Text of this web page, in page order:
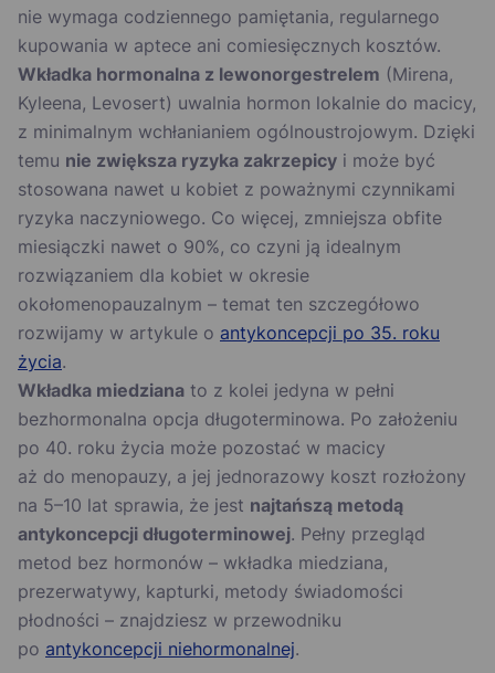
nie wymaga codziennego pamiętania, regularnego
kupowania w aptece ani comiesięcznych kosztów.
Wkładka hormonalna z lewonorgestrelem (Mirena,
Kyleena, Levosert) uwalnia hormon lokalnie do macicy,
z minimalnym wchłanianiem ogólnoustrojowym. Dzięki
temu nie zwiększa ryzyka zakrzepicy i może być
stosowana nawet u kobiet z poważnymi czynnikami
ryzyka naczyniowego. Co więcej, zmniejsza obfite
miesiączki nawet o 90%, co czyni ją idealnym
rozwiązaniem dla kobiet w okresie
okołomenopauzalnym – temat ten szczegółowo
rozwijamy w artykule o antykoncepcji po 35. roku
życia.
Wkładka miedziana to z kolei jedyna w pełni
bezhormonalna opcja długoterminowa. Po założeniu
po 40. roku życia może pozostać w macicy
aż do menopauzy, a jej jednorazowy koszt rozłożony
na 5–10 lat sprawia, że jest najtańszą metodą
antykoncepcji długoterminowej. Pełny przegląd
metod bez hormonów – wkładka miedziana,
prezerwatywy, kapturki, metody świadomości
płodności – znajdziesz w przewodniku
po antykoncepcji niehormonalnej.